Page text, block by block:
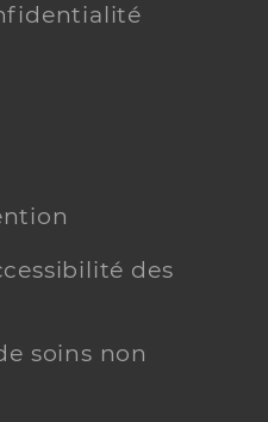
des
soins non